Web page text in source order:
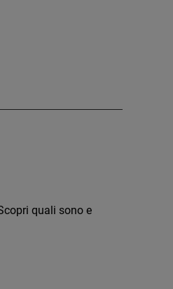
quali sono e